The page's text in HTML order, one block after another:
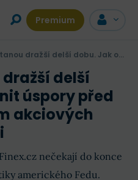
Premium
dobu. Jak ochránit úspory před největším rizikem akciových trhů současnosti
dražší delší
úspory před
akciových
nečekají do konce
amerického Fedu.